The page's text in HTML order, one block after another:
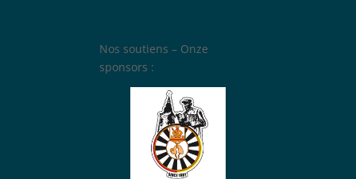
Nos soutiens – Onze
sponsors :